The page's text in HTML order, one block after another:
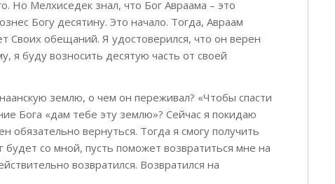
Но Мелхиседек знал, что Бог Авраама – это
Богу десятину. Это начало. Тогда, Авраам
Своих обещаний. Я удостоверился, что он верен
я буду возносить десятую часть от своей
землю, о чем он переживал? «Чтобы спасти
Бога «дам тебе эту землю»? Сейчас я покидаю
вернуться. Тогда я смогу получить
со мной, пусть поможет возвратиться мне на
возвратился. Возвратился на